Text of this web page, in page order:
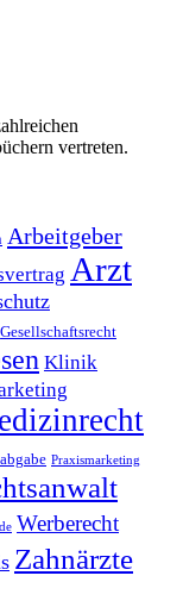
vertreten.
Arbeitgeber
Arzt
Gesellschaftsrecht
Klinik
Praxismarketing
Werberecht
Zahnärzte